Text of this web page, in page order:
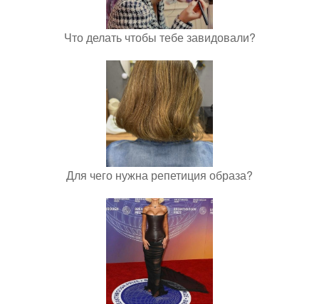
Что делать чтобы тебе завидовали?
Для чего нужна репетиция образа?